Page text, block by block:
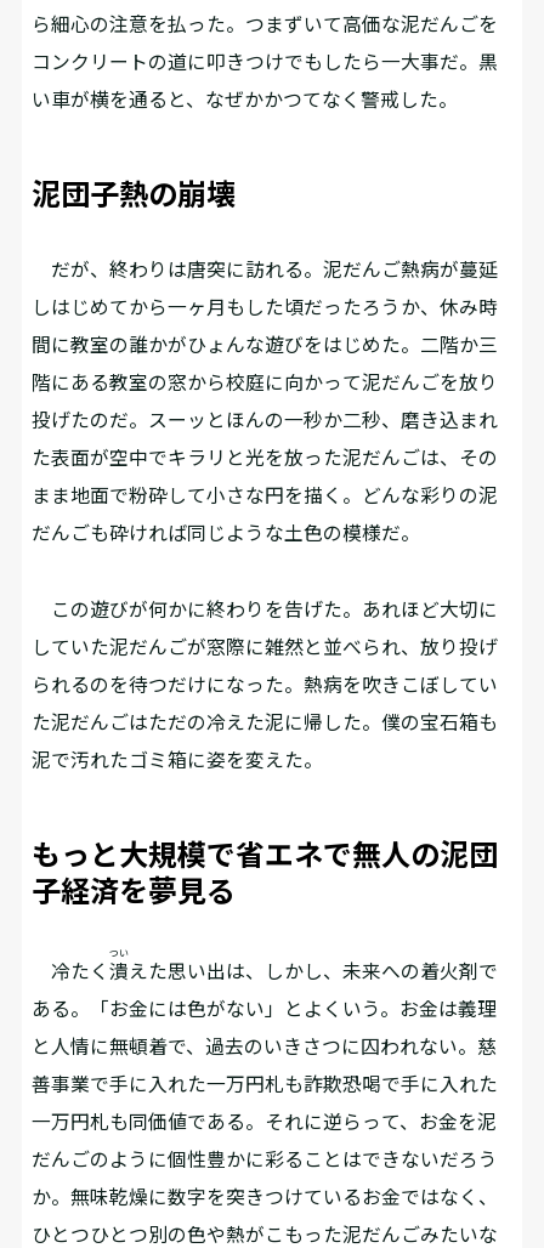
ら細心の注意を払った。つまずいて高価な泥だんごを
コンクリートの道に叩きつけでもしたら一大事だ。黒
い車が横を通ると、なぜかかつてなく警戒した。
泥団子熱の崩壊
だが、終わりは唐突に訪れる。泥だんご熱病が蔓延
しはじめてから一ヶ月もした頃だったろうか、休み時
間に教室の誰かがひょんな遊びをはじめた。二階か三
階にある教室の窓から校庭に向かって泥だんごを放り
投げたのだ。スーッとほんの一秒か二秒、磨き込まれ
た表面が空中でキラリと光を放った泥だんごは、その
まま地面で粉砕して小さな円を描く。どんな彩りの泥
だんごも砕ければ同じような土色の模様だ。
この遊びが何かに終わりを告げた。あれほど大切に
していた泥だんごが窓際に雑然と並べられ、放り投げ
られるのを待つだけになった。熱病を吹きこぼしてい
た泥だんごはただの冷えた泥に帰した。僕の宝石箱も
泥で汚れたゴミ箱に姿を変えた。
もっと大規模で省エネで無人の泥団
子経済を夢見る
冷たく潰
つい
えた思い出は、しかし、未来への着火剤で
ある。「お金には色がない」とよくいう。お金は義理
と人情に無頓着で、過去のいきさつに囚われない。慈
善事業で手に入れた一万円札も詐欺恐喝で手に入れた
一万円札も同価値である。それに逆らって、お金を泥
だんごのように個性豊かに彩ることはできないだろう
か。無味乾燥に数字を突きつけているお金ではなく、
ひとつひとつ別の色や熱がこもった泥だんごみたいな